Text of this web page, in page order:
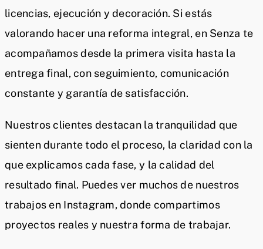
licencias, ejecución y decoración. Si estás
valorando hacer una reforma integral, en Senza te
acompañamos desde la primera visita hasta la
entrega final, con seguimiento, comunicación
constante y garantía de satisfacción.
Nuestros clientes destacan la tranquilidad que
sienten durante todo el proceso, la claridad con la
que explicamos cada fase, y la calidad del
resultado final. Puedes ver muchos de nuestros
trabajos en Instagram, donde compartimos
proyectos reales y nuestra forma de trabajar.